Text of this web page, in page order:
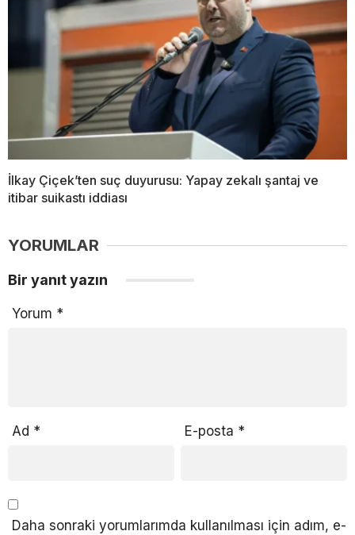
İlkay Çiçek’ten suç duyurusu: Yapay zekalı şantaj ve
itibar suikastı iddiası
YORUMLAR
Bir yanıt yazın
Yorum *
Ad * E-posta *
Daha sonraki yorumlarımda kullanılması için adım, e-